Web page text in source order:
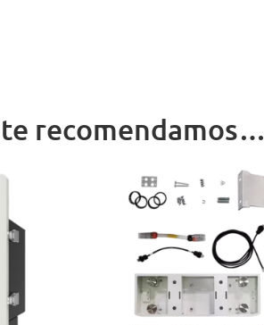
recomendamos…